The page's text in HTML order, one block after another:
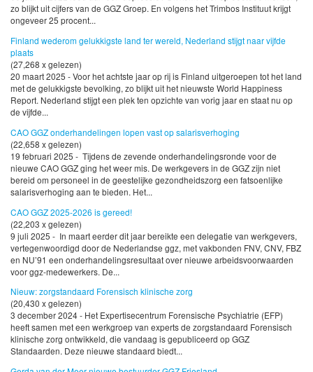
zo blijkt uit cijfers van de GGZ Groep. En volgens het Trimbos Instituut krijgt
ongeveer 25 procent...
Finland wederom gelukkigste land ter wereld, Nederland stijgt naar vijfde
plaats
(27,268 x gelezen)
20 maart 2025 - Voor het achtste jaar op rij is Finland uitgeroepen tot het land
met de gelukkigste bevolking, zo blijkt uit het nieuwste World Happiness
Report. Nederland stijgt een plek ten opzichte van vorig jaar en staat nu op
de vijfde...
CAO GGZ onderhandelingen lopen vast op salarisverhoging
(22,658 x gelezen)
19 februari 2025 - Tijdens de zevende onderhandelingsronde voor de
nieuwe CAO GGZ ging het weer mis. De werkgevers in de GGZ zijn niet
bereid om personeel in de geestelijke gezondheidszorg een fatsoenlijke
salarisverhoging aan te bieden. Het...
CAO GGZ 2025-2026 is gereed!
(22,203 x gelezen)
9 juli 2025 - In maart eerder dit jaar bereikte een delegatie van werkgevers,
vertegenwoordigd door de Nederlandse ggz, met vakbonden FNV, CNV, FBZ
en NU’91 een onderhandelingsresultaat over nieuwe arbeidsvoorwaarden
voor ggz-medewerkers. De...
Nieuw: zorgstandaard Forensisch klinische zorg
(20,430 x gelezen)
3 december 2024 - Het Expertisecentrum Forensische Psychiatrie (EFP)
heeft samen met een werkgroep van experts de zorgstandaard Forensisch
klinische zorg ontwikkeld, die vandaag is gepubliceerd op GGZ
Standaarden. Deze nieuwe standaard biedt...